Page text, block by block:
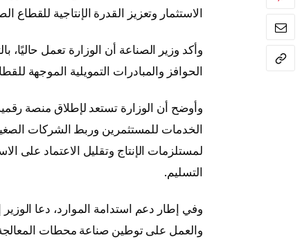
الاستثمار وتعزيز القدرة الإنتاجية للقطاع
وأكد وزير الصناعة أن الوزارة تعمل حاليًا،
الحوافز والمبادرات التمويلية الموجهة
وأوضح أن الوزارة تستعد لإطلاق منصة
الخدمات للمستثمرين وربط الشركات
لمستلزمات الإنتاج وتقليل الاعتماد على
التسليم.
وفي إطار دعم استدامة الموارد، دعا
والعمل على توطين صناعة محطات المعالجة